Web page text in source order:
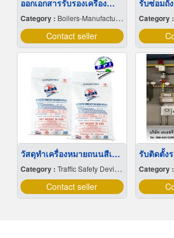
ออกเอกสารรับรองเครื่องกำเนิดไอน้ำประจำปี
Category : Boilers-Manufacturers & Distributors
Contact seller
Category :
วัสดุทำเครื่องหมายถนนสีเทอร์โมพลาสติก PPI-Thermoplastic paint
Category : Traffic Safety Devices
Contact seller
Category :